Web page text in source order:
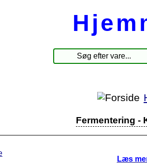
Fermentering -
Læs